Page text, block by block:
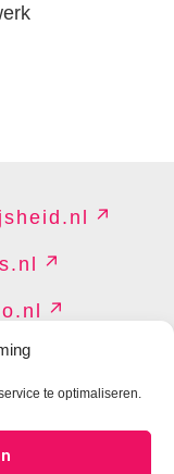
te optimaliseren.